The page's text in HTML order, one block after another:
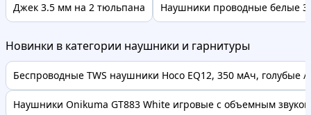
Джек 3.5 мм на 2 тюльпана Наушники проводные белые
Новинки в категории наушники и гарнитуры
Беспроводные TWS наушники Hoco EQ12, 350 мАч, голубые /
Наушники Onikuma GT883 White игровые с объемным